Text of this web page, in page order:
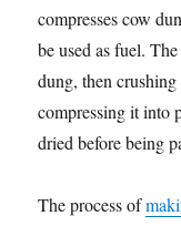
compresses cow
be used as fuel.
dung, then
compressing it into
dried before being
The process of